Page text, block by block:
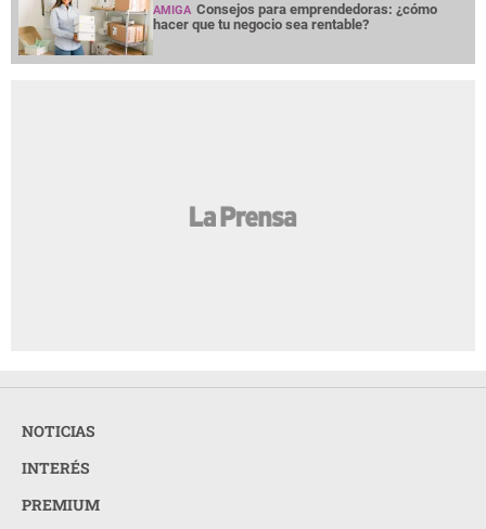
AMIGA Consejos para emprendedoras: ¿cómo
hacer que tu negocio sea rentable?
NOTICIAS
INTERÉS
PREMIUM